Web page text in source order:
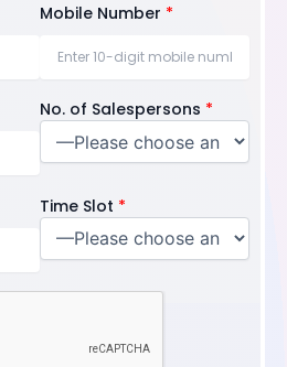
Mobile Number *
No. of Salespersons *
Time Slot *